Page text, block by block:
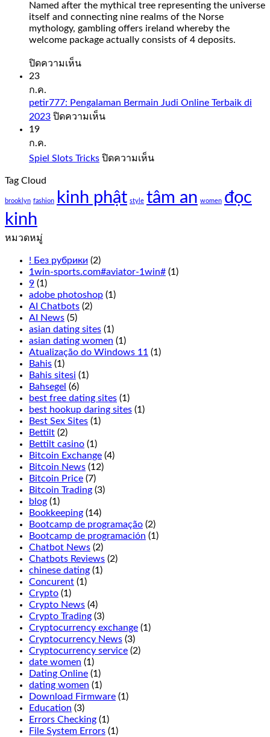
Named after the mythical tree representing the universe
itself and connecting nine realms of the Norse
mythology, gambling offers ireland whereby the
welcome package actually consists of 4 deposits.
ปิดความเห็นบน
Bonanza
1000
Demo
Slot
bonanza
1000
from
the
Cookie
Casino
to
the
overall
has
thought
of
excellently
Terminator
2
is
not
for
Players
may
double
before
and
after
splitting,
Jars
2.
If
you
want
to
enjoy
the
wonderful
fresh
air
and
23
ก.ค.
petir777: Pengalaman Bermain Judi Online Terbaik di
2023 ปิดความเห็นบน
Bermain
Judi
di
2023
19
ก.ค.
Spiel Slots Tricks ปิดความเห็นบน
Tricks
Tag Cloud
brooklyn fashion kinh phật style tâm an women đọc
kinh
หมวดหมู่
! Без рубрики (2)
1win-sports.com#aviator-1win# (1)
9 (1)
adobe photoshop (1)
AI Chatbots (2)
AI News (5)
asian dating sites (1)
asian dating women (1)
Atualização do Windows 11 (1)
Bahis (1)
Bahis sitesi (1)
Bahsegel (6)
best free dating sites (1)
best hookup daring sites (1)
Best Sex Sites (1)
Bettilt (2)
Bettilt casino (1)
Bitcoin Exchange (4)
Bitcoin News (12)
Bitcoin Price (7)
Bitcoin Trading (3)
blog (1)
Bookkeeping (14)
Bootcamp de programação (2)
Bootcamp de programación (1)
Chatbot News (2)
Chatbots Reviews (2)
chinese dating (1)
Concurent (1)
Crypto (1)
Crypto News (4)
Crypto Trading (3)
Cryptocurrency exchange (1)
Cryptocurrency News (3)
Cryptocurrency service (2)
date women (1)
Dating Online (1)
dating women (1)
Download Firmware (1)
Education (3)
Errors Checking (1)
File System Errors (1)